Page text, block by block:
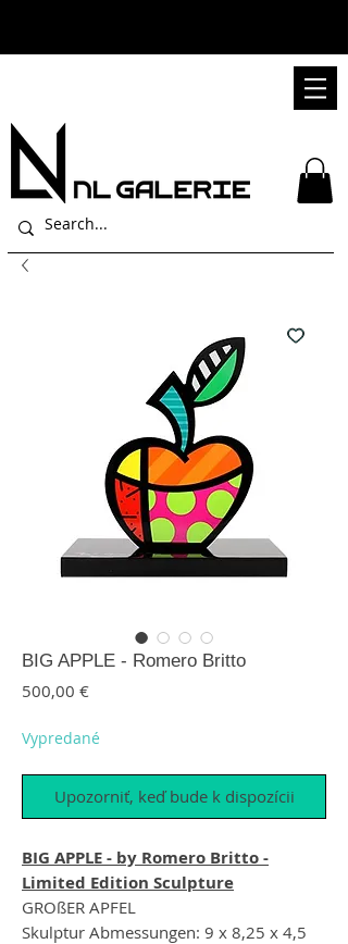
BIG APPLE - Romero Britto
500,00 €Price
Vypredané
Upozorniť, keď bude k dispozícii
BIG APPLE - by Romero Britto -
Limited Edition Sculpture
GROßER APFEL
Skulptur Abmessungen: 9 x 8,25 x 4,5